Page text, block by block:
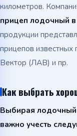
километров.
прицеп лодочный
продукции
прицепов известных
Вектор (ЛАВ) и пр.
Как выбрать
Выбирая
важно учесть